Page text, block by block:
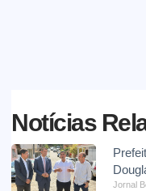
Notícias
Jornal